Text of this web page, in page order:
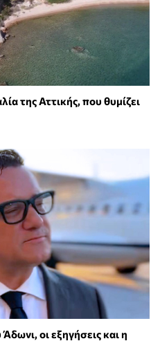
της Αττικής, που θυμίζει
οι εξηγήσεις και η